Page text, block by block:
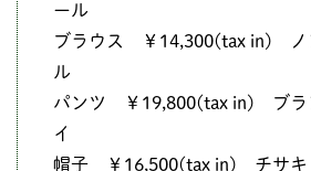
ール
ブラウス ￥14,300(tax in) ノ
ル
パンツ ￥19,800(tax in) ブラ
イ
帽子 ￥16,500(tax in) チサキ